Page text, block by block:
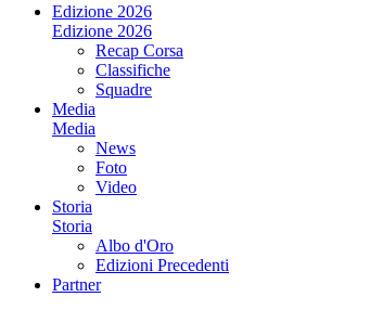
Edizione 2026
Edizione 2026
Recap Corsa
Classifiche
Squadre
Media
Media
News
Foto
Video
Storia
Storia
Albo d'Oro
Edizioni Precedenti
Partner